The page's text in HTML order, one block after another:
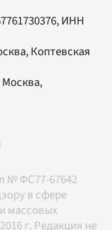
ИНН
Коптевская
Москва,
№ ФС77-67642
в сфере
массовых
г. Редакция не